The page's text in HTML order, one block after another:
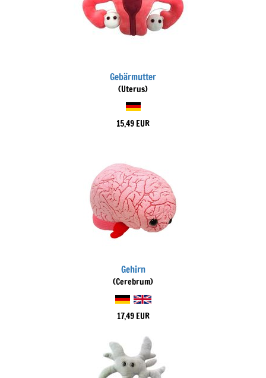
Gebärmutter
(Uterus)
15,49 EUR
Gehirn
(Cerebrum)
17,49 EUR